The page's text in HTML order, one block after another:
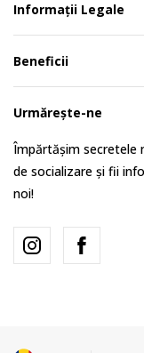
Informații Legale
Beneficii
Urmărește-ne
Împărtășim secretele
de socializare și fii
noi!